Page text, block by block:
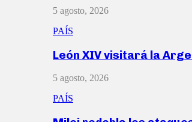
5 agosto, 2026
PAÍS
León XIV visitará la
5 agosto, 2026
PAÍS